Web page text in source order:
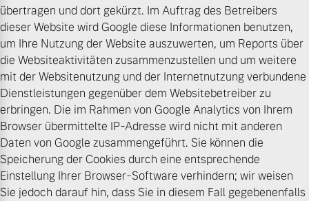
übertragen und dort gekürzt. Im Auftrag des Betreibers
dieser Website wird Google diese Informationen benutzen,
um Ihre Nutzung der Website auszuwerten, um Reports über
die Websiteaktivitäten zusammenzustellen und um weitere
mit der Websitenutzung und der Internetnutzung verbundene
Dienstleistungen gegenüber dem Websitebetreiber zu
erbringen. Die im Rahmen von Google Analytics von Ihrem
Browser übermittelte IP-Adresse wird nicht mit anderen
Daten von Google zusammengeführt. Sie können die
Speicherung der Cookies durch eine entsprechende
Einstellung Ihrer Browser-Software verhindern; wir weisen
Sie jedoch darauf hin, dass Sie in diesem Fall gegebenenfalls